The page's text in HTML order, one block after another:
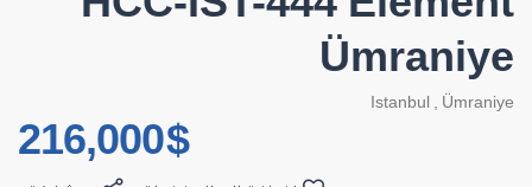
HCC-IST-444 Element
Ümraniye
Istanbul , Ümraniye
$ 216,000